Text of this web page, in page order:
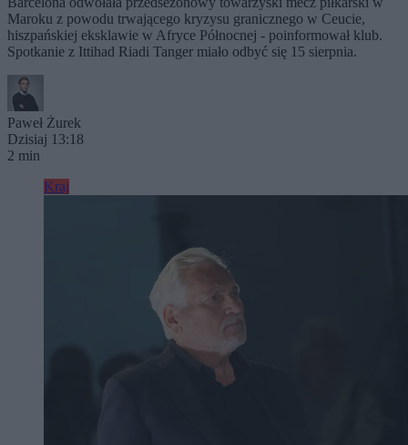
Maroku z powodu trwającego kryzysu granicznego w Ceucie,
hiszpańskiej eksklawie w Afryce Północnej - poinformował klub.
Spotkanie z Ittihad Riadi Tanger miało odbyć się 15 sierpnia.
Paweł Żurek
Dzisiaj 13:18
2 min
Kraj